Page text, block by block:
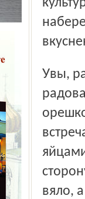
Увы, разнообразием наши общепитовские точки не
вяло,